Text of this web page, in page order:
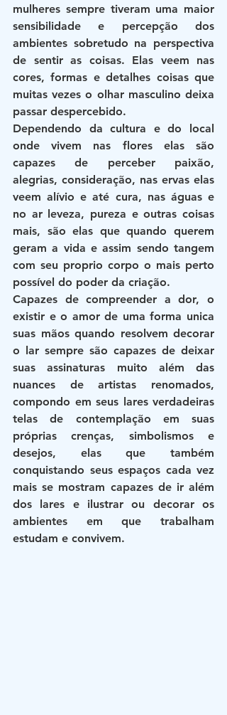
mulheres sempre tiveram uma maior
sensibilidade e percepção dos
ambientes sobretudo na perspectiva
de sentir as coisas. Elas veem nas
cores, formas e detalhes coisas que
muitas vezes o olhar masculino deixa
passar despercebido.
Dependendo da cultura e do local
onde vivem nas flores elas são
capazes de perceber paixão,
alegrias, consideração, nas ervas elas
veem alívio e até cura, nas águas e
no ar leveza, pureza e outras coisas
mais, são elas que quando querem
geram a vida e assim sendo tangem
com seu proprio corpo o mais perto
possível do poder da criação.
Capazes de compreender a dor, o
existir e o amor de uma forma unica
suas mãos quando resolvem decorar
o lar sempre são capazes de deixar
suas assinaturas muito além das
nuances de artistas renomados,
compondo em seus lares verdadeiras
telas de contemplação em suas
próprias crenças, simbolismos e
desejos, elas que também
conquistando seus espaços cada vez
mais se mostram capazes de ir além
dos lares e ilustrar ou decorar os
ambientes em que trabalham
estudam e convivem.